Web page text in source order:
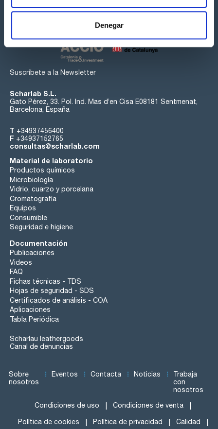
Denegar
Suscríbete a la Newsletter
Scharlab S.L.
Gato Pérez, 33. Pol. Ind. Mas d’en Cisa E08181 Sentmenat,
Barcelona, España
T +34937456400
F +34937152765
consultas@scharlab.com
Material de laboratorio
Productos químicos
Microbiología
Vidrio, cuarzo y porcelana
Cromatografía
Equipos
Consumible
Seguridad e higiene
Documentación
Publicaciones
Videos
FAQ
Fichas técnicas - TDS
Hojas de seguridad - SDS
Certificados de análisis - COA
Aplicaciones
Tabla Periódica
Scharlau leathergoods
Canal de denuncias
Sobre
nosotros
Eventos Contacta Noticias
Trabaja
con
nosotros
Condiciones de uso Condiciones de venta
Política de cookies Política de privacidad Calidad